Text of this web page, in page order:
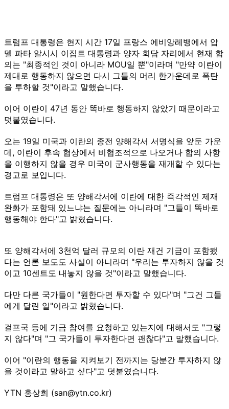
트럼프 대통령은 현지 시간 17일 프랑스 에비앙레뱅에서 압
델 파타 알시시 이집트 대통령과 양자 회담 자리에서 현재 합
의는 "최종적인 것이 아니라 MOU일 뿐"이라며 "만약 이란이
제대로 행동하지 않으면 다시 그들의 머리 한가운데로 폭탄
을 투하할 것"이라고 말했습니다.
이어 이란이 47년 동안 똑바로 행동하지 않았기 때문이라고
덧붙였습니다.
오는 19일 미국과 이란의 종전 양해각서 서명식을 앞둔 가운
데, 이란이 후속 협상에서 비협조적으로 나오거나 합의 사항
을 이행하지 않을 경우 미국이 군사행동을 재개할 수 있다는
경고로 보입니다.
트럼프 대통령은 또 양해각서에 이란에 대한 즉각적인 제재
완화가 포함돼 있느냐는 질문에는 아니라며 "그들이 똑바로
행동해야 한다"고 밝혔습니다.
또 양해각서에 3천억 달러 규모의 이란 재건 기금이 포함됐
다는 언론 보도도 사실이 아니라며 "우리는 투자하지 않을 것
이고 10센트도 내놓지 않을 것"이라고 말했습니다.
다만 다른 국가들이 "원한다면 투자할 수 있다"며 "그건 그들
에게 달린 일"이라고 밝혔습니다.
걸프국 등에 기금 참여를 요청하고 있는지에 대해서도 "그렇
지 않다"며 "그 국가들이 투자한다면 괜찮다"고 말했습니다.
이어 "이란의 행동을 지켜보기 전까지는 당분간 투자하지 않
을 것이라고 말하고 싶다"고 덧붙였습니다.
YTN 홍상희 (san@ytn.co.kr)